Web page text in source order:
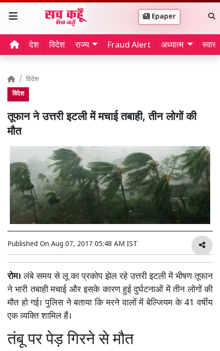
Epaper
देश विदेश राज्य Fraud Alert अध्यात्म
विदेश
विदेश
तूफान ने उत्तरी इटली में मचाई तबाही, तीन लोगों की
मौत
Published On Aug 07, 2017 05:48 AM IST
रोम। लंबे समय से लू का प्रकोप झेल रहे उत्तरी इटली में भीषण तूफान
ने भारी तबाही मचाई और इसके कारण हुई दुर्घटनाओं में तीन लोगों की
मौत हो गई। पुलिस ने बताया कि मरने वालों में बेल्जियम के 41 वर्षीय
एक व्यक्ति शामिल हैं।
तंबू पर पेड़ गिरने से मौत